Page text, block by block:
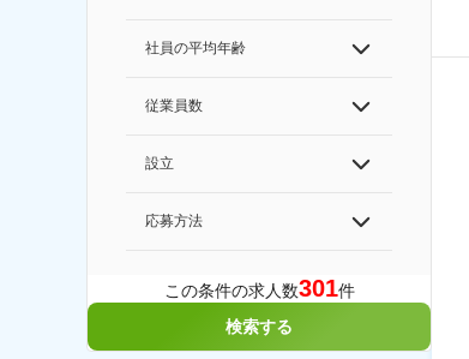
社員の平均年齢
従業員数
設立
応募方法
この条件の求人数301件
検索する